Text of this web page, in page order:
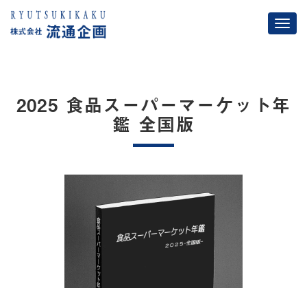
2025 食品スーパーマーケット年
鑑 全国版